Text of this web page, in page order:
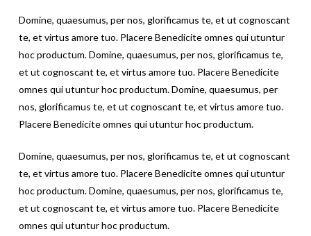
Domine, quaesumus, per nos, glorificamus te, et ut cognoscant
te, et virtus amore tuo. Placere Benedicite omnes qui utuntur
hoc productum. Domine, quaesumus, per nos, glorificamus te,
et ut cognoscant te, et virtus amore tuo. Placere Benedicite
omnes qui utuntur hoc productum. Domine, quaesumus, per
nos, glorificamus te, et ut cognoscant te, et virtus amore tuo.
Placere Benedicite omnes qui utuntur hoc productum.
Domine, quaesumus, per nos, glorificamus te, et ut cognoscant
te, et virtus amore tuo. Placere Benedicite omnes qui utuntur
hoc productum. Domine, quaesumus, per nos, glorificamus te,
et ut cognoscant te, et virtus amore tuo. Placere Benedicite
omnes qui utuntur hoc productum.